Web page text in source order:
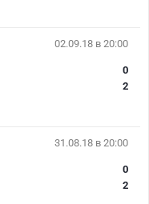
02.09.18 в 20:00
0
2
31.08.18 в 20:00
0
2